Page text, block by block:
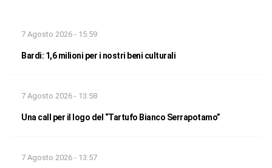
7 Agosto 2026 - 15:59
Bardi: 1,6 milioni per i nostri beni culturali
7 Agosto 2026 - 13:58
Una call per il logo del “Tartufo Bianco Serrapotamo”
7 Agosto 2026 - 13:57